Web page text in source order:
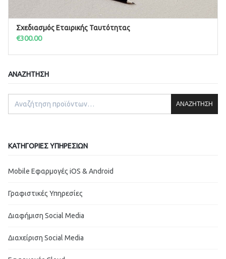
ΠΡΟΣΘΉΚΗ ΣΤΟ ΚΑΛΆΘΙ
Σχεδιασμός Εταιρικής Ταυτότητας
€300.00
ΑΝΑΖΉΤΗΣΗ
ΑΝΑΖΉΤΗΣΗ
ΚΑΤΗΓΟΡΊΕΣ ΥΠΗΡΕΣΙΏΝ
Mobile Εφαρμογές iOS & Android
Γραφιστικές Υπηρεσίες
Διαφήμιση Social Media
Διαχείριση Social Media